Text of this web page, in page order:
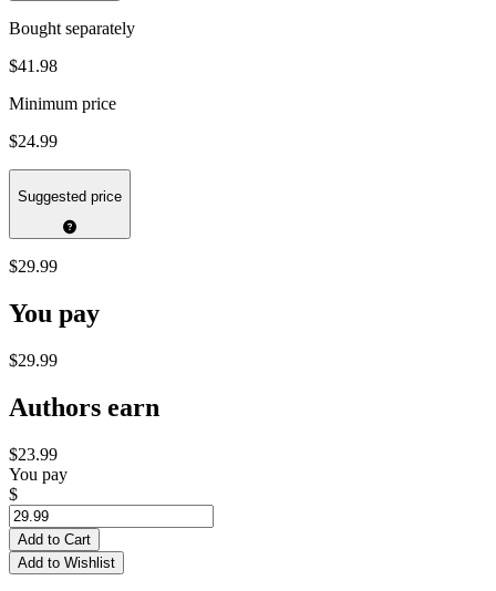
Bought separately
$41.98
Minimum price
$24.99
Suggested price
$29.99
You pay
$29.99
Authors earn
$23.99
You pay
$
Add to Cart
Add to Wishlist